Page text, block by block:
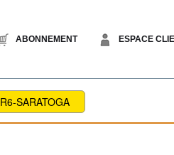
ABONNEMENT ESPACE
R6-SARATOGA